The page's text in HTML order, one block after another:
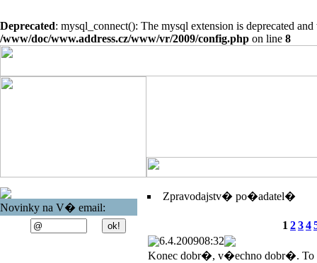
Deprecated: mysql_connect(): The mysql extension is deprecated
/www/doc/www.address.cz/www/vr/2009/config.php on line 8
Novinky na V� email:
Zpravodajstv� po�adatel�
1 234
6.4.200908:32
Konec dobr�, v�echno dobr�.